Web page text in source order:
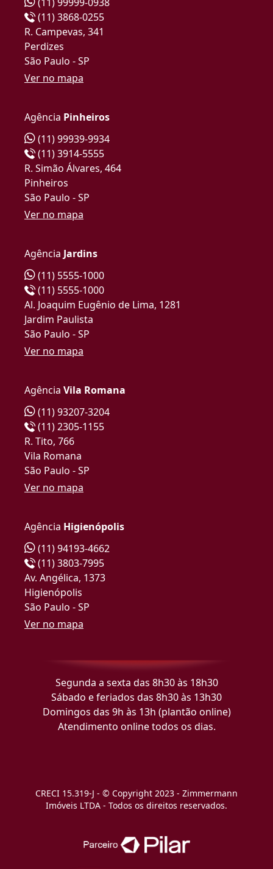
(11) 3868-0255
R. Campevas, 341
Perdizes
São Paulo - SP
Ver no mapa
Agência Pinheiros
(11) 99939-9934
(11) 3914-5555
R. Simão Álvares, 464
Pinheiros
São Paulo - SP
Ver no mapa
Agência Jardins
(11) 5555-1000
(11) 5555-1000
Al. Joaquim Eugênio de Lima, 1281
Jardim Paulista
São Paulo - SP
Ver no mapa
Agência Vila Romana
(11) 93207-3204
(11) 2305-1155
R. Tito, 766
Vila Romana
São Paulo - SP
Ver no mapa
Agência Higienópolis
(11) 94193-4662
(11) 3803-7995
Av. Angélica, 1373
Higienópolis
São Paulo - SP
Ver no mapa
Segunda a sexta das 8h30 às 18h30
Sábado e feriados das 8h30 às 13h30
Domingos das 9h às 13h (plantão online)
Atendimento online todos os dias.
CRECI 15.319-J - © Copyright 2023 - Zimmermann
Imóveis LTDA - Todos os direitos reservados.